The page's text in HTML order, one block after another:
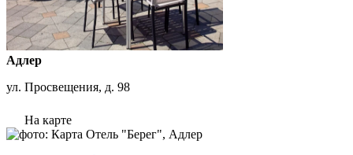
Адлер
ул. Просвещения, д. 98
На карте